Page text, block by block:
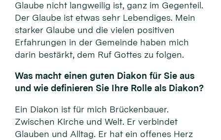
Glaube nicht langweilig ist, ganz im Gegenteil.
Der Glaube ist etwas sehr Lebendiges. Mein
starker Glaube und die vielen positiven
Erfahrungen in der Gemeinde haben mich
darin bestärkt, dem Ruf Gottes zu folgen.
Was macht einen guten Diakon für Sie aus
und wie definieren Sie Ihre Rolle als Diakon?
Ein Diakon ist für mich Brückenbauer.
Zwischen Kirche und Welt. Er verbindet
Glauben und Alltag. Er hat ein offenes Herz